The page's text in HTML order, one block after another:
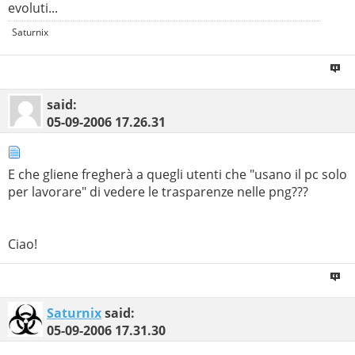
evoluti...
Saturnix
said:
05-09-2006 17.26.31
E che gliene fregherà a quegli utenti che "usano il pc solo
per lavorare" di vedere le trasparenze nelle png???
Ciao!
Saturnixsaid:
05-09-2006 17.31.30